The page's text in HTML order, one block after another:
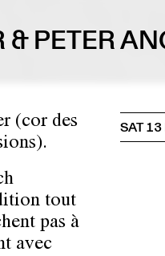
PETER
(cor des
tout
pas à
avec
SAT